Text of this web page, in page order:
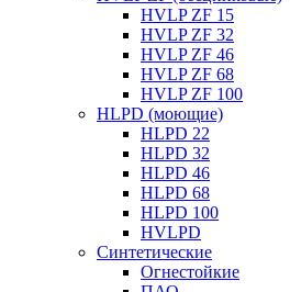
HVLP ZF 15
HVLP ZF 32
HVLP ZF 46
HVLP ZF 68
HVLP ZF 100
HLPD (моющие)
HLPD 22
HLPD 32
HLPD 46
HLPD 68
HLPD 100
HVLPD
Синтетические
Огнестойкие